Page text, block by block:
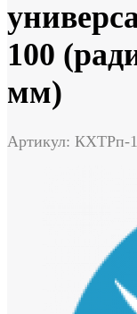
100
мм)
Артикул: КХТРп-